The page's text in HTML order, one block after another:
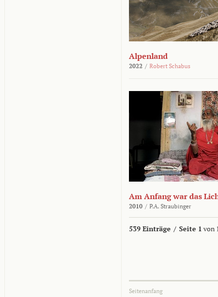
Alpenland
2022 / Robert Schabus
Am Anfang war das
2010 / P.A. Straubinger
539 Einträge / Seite 1 von
Seitenanfang